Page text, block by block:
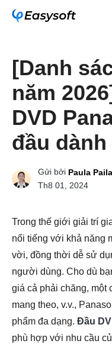
[Danh
năm
DVD
đầu
Gửi bởi Paula
Th8 01, 2024
Trong thế giới giải trí
nổi tiếng với khả năng
vời, đồng thời dễ sử
người dùng. Cho dù
giá cả phải chăng, một
mang theo, v.v.,
phẩm đa dạng. Đầu
phù hợp với nhu cầu